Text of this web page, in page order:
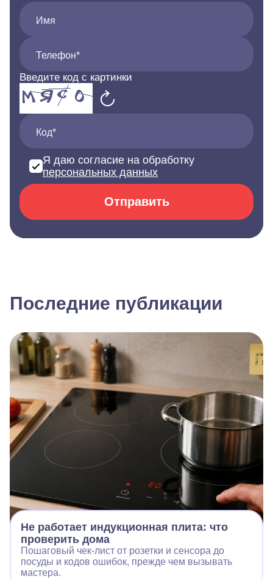
Имя
Телефон*
Введите код с картинки
Код*
Я даю согласие на обработку
персональных данных
Отправить
Последние публикации
Не работает индукционная плита: что
проверить дома
Пошаговый чек‑лист от розетки и сенсора до
посуды и кодов ошибок, прежде чем вызывать
мастера.